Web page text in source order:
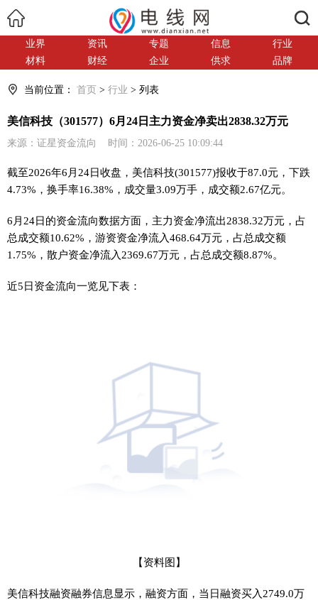
业界 资讯 专题 信息
行业
材料
财经 企业 供求 品牌
当前位置： 首页 > 行业 > 列表
美信科技（301577）6月24日主力资金净卖出2838.32万元
来源：证星资金流向 时间：2026-06-25 10:09:44
截至2026年6月24日收盘，美信科技(301577)报收于87.0元，下跌
4.73%，换手率16.38%，成交量3.09万手，成交额2.67亿元。
6月24日的资金流向数据方面，主力资金净流出2838.32万元，占
总成交额10.62%，游资资金净流入468.64万元，占总成交额
1.75%，散户资金净流入2369.67万元，占总成交额8.87%。
近5日资金流向一览见下表：
【资料图】
美信科技融资融券信息显示，融资方面，当日融资买入2749.0万